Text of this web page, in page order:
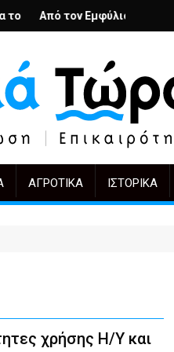
στη λήθηΦροντίδας στην
στην Πόλωση: το ίδιο
KIFF 51: Η
ΑΓΡΟΤΙΚΆ ΙΣΤΟΡΙΚΆ
χρήσης Η/Υ και